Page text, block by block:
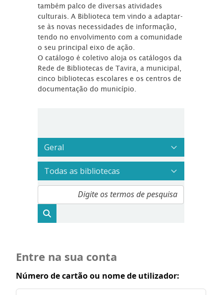
também palco de diversas atividades
culturais. A Biblioteca tem vindo a adaptar-
se às novas necessidades de informação,
tendo no envolvimento com a comunidade
o seu principal eixo de ação.
O catálogo é coletivo aloja os catálogos da
Rede de Bibliotecas de Tavira, a municipal,
cinco bibliotecas escolares e os centros de
documentação do município.
Entre na sua conta
Número de cartão ou nome de utilizador: